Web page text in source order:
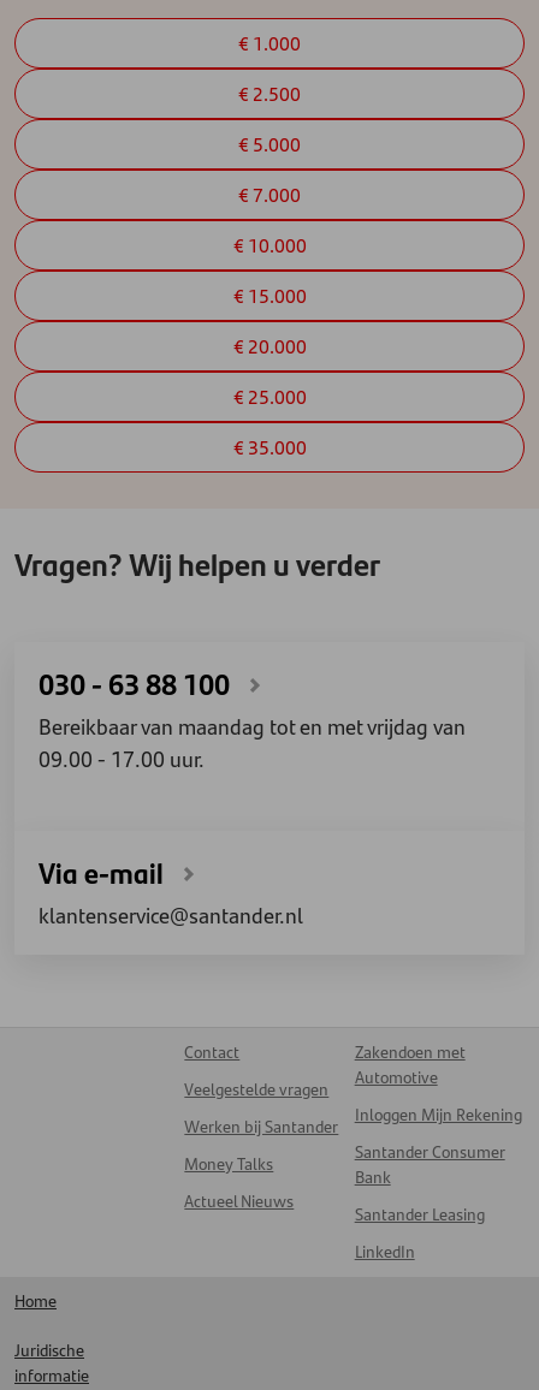
€ 1.000
€ 2.500
€ 5.000
€ 7.000
€ 10.000
€ 15.000
€ 20.000
€ 25.000
€ 35.000
Vragen? Wij helpen u verder
030 - 63 88 100
Bereikbaar van maandag tot en met vrijdag van
09.00 - 17.00 uur.
Via e-mail
klantenservice@santander.nl
Contact
Veelgestelde vragen
Werken bij Santander
Money Talks
Actueel Nieuws
Zakendoen met
Automotive
Inloggen Mijn Rekening
Santander Consumer
Bank
Santander Leasing
LinkedIn
Home
Juridische
informatie